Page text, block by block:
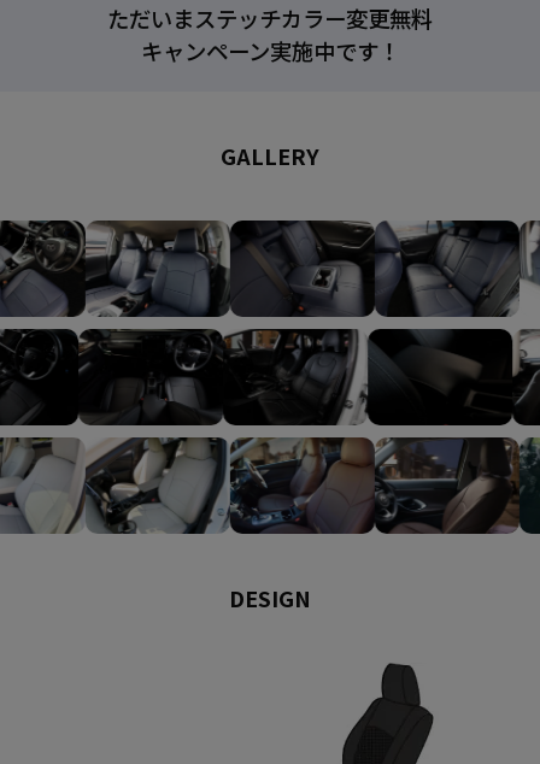
ただいまステッチカラー変更無料
キャンペーン実施中です！
GALLERY
DESIGN